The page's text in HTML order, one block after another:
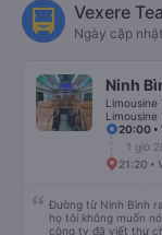
Vexere
Ngày cập
Ninh
Limousine
Limousine
20:00 •
1 giờ
21:20 •
Đường từ Ninh Bình
họ tôi không muốn
công ty đã viết thư